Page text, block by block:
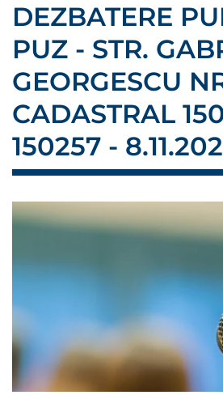
DEZBATERE
PUZ - STR.
GEORGESCU
CADASTRAL
150257 -